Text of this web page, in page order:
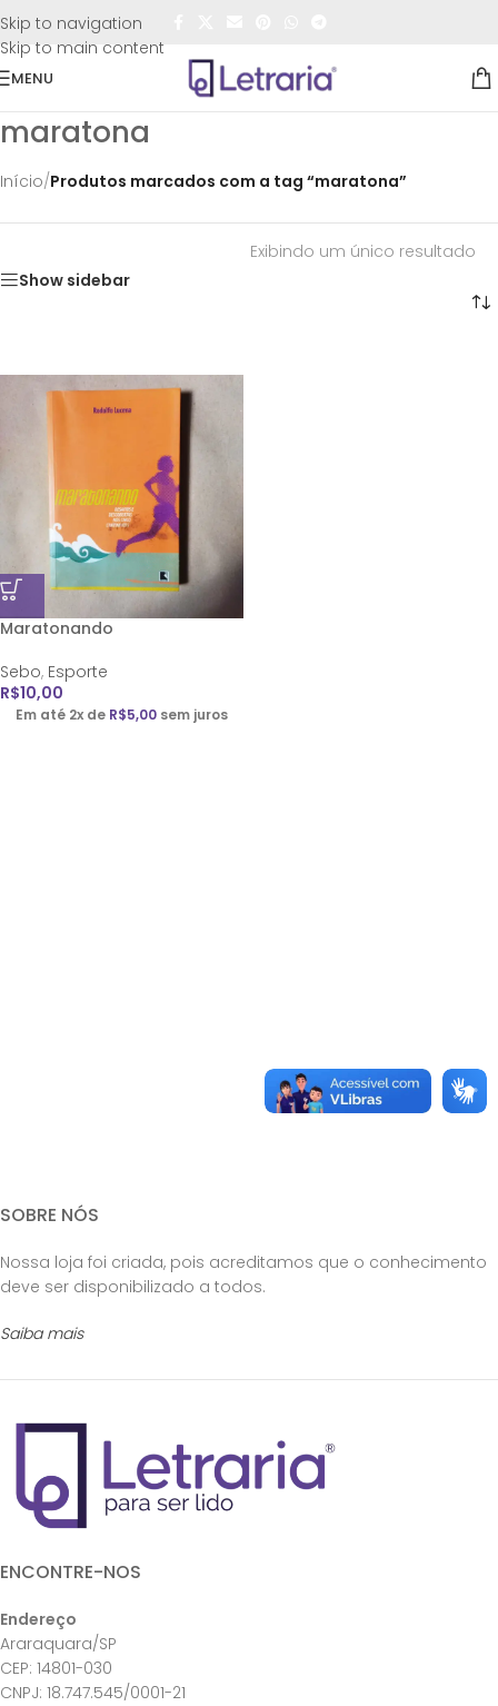
Skip to navigation
Skip to main content
FRETE GRÁTIS
MENU
maratona
Início/Produtos marcados com a tag “maratona”
Show sidebar
Exibindo um único resultado
Maratonando
Sebo, Esporte
R$10,00
Em até 2x de R$5,00 sem juros
SOBRE NÓS
Nossa loja foi criada, pois acreditamos que o conhecimento
deve ser disponibilizado a todos.
Saiba mais
ENCONTRE-NOS
Endereço
Araraquara/SP
CEP: 14801-030
CNPJ: 18.747.545/0001-21